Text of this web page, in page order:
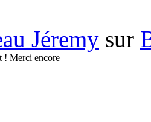
Jéremy sur
! Merci encore